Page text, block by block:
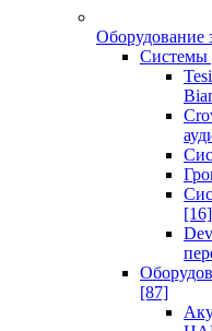
Оборудование
Системы
[16]
[87]